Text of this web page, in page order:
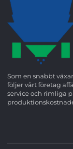
Som en snabbt
följer vårt företag
service och rimliga